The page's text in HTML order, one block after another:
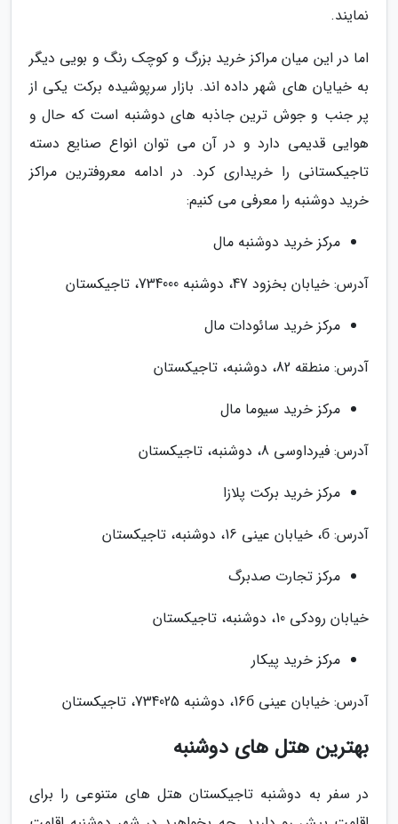
نمایند.
اما در این میان مراکز خرید بزرگ و کوچک رنگ و بویی دیگر
به خیایان های شهر داده اند. بازار سرپوشیده برکت یکی از
پر جنب و جوش ترین جاذبه های دوشنبه است که حال و
هوایی قدیمی دارد و در آن می توان انواع صنایع دسته
تاجیکستانی را خریداری کرد. در ادامه معروفترین مراکز
خرید دوشنبه را معرفی می کنیم:
مرکز خرید دوشنبه مال
آدرس: خیابان بخزود 47، دوشنبه 734000، تاجیکستان
مرکز خرید سائودات مال
آدرس: منطقه 82، دوشنبه، تاجیکستان
مرکز خرید سیوما مال
آدرس: فیرداوسی 8، دوشنبه، تاجیکستان
مرکز خرید برکت پلازا
آدرس: б، خیابان عینی 16، دوشنبه، تاجیکستان
مرکز تجارت صدبرگ
خیابان رودکی 10، دوشنبه، تاجیکستان
مرکز خرید پیکار
آدرس: خیابان عینی 16б، دوشنبه 734025، تاجیکستان
بهترین هتل های دوشنبه
در سفر به دوشنبه تاجیکستان هتل های متنوعی را برای